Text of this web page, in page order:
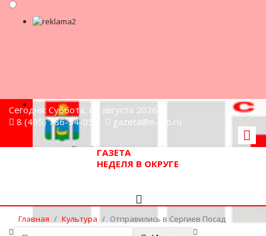
Сегодня: Суббота, 08 августа 2026
8 (495) 786-54-05
gazeta@n-v-o.ru
ГАЗЕТА
НЕДЕЛЯ В ОКРУГЕ
Главная Культура Отправились в Сергиев Посад